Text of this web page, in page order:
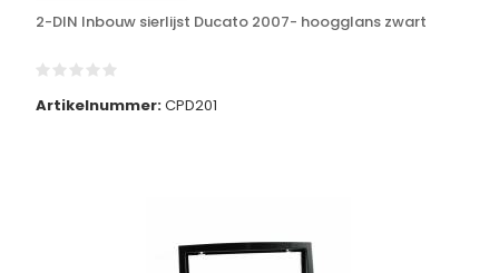
2-DIN Inbouw sierlijst Ducato 2007- hoogglans zwart
Artikelnummer:CPD201